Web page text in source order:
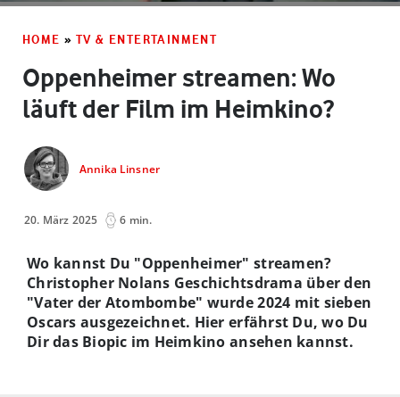
HOME » TV & ENTERTAINMENT
Oppenheimer streamen: Wo
läuft der Film im Heimkino?
Annika Linsner
20. März 2025 6 min.
Wo kannst Du "Oppenheimer" streamen?
Christopher Nolans Geschichtsdrama über den
"Vater der Atombombe" wurde 2024 mit sieben
Oscars ausgezeichnet. Hier erfährst Du, wo Du
Dir das Biopic im Heimkino ansehen kannst.